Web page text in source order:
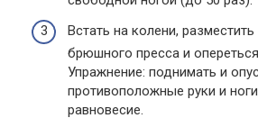
Встать на колени,
брюшного пресса и
Упражнение: поднимать и
противоположные руки и
равновесие.